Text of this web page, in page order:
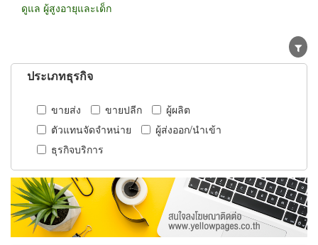
ดูแล ผู้สูงอายุและเด็ก
ประเภทธุรกิจ
ขายส่ง ขายปลีก
ผู้ผลิต
ตัวแทนจัดจำหน่าย
ผู้ส่งออก/นำเข้า
ธุรกิจบริการ